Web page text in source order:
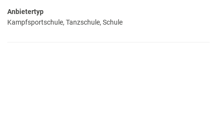
Anbietertyp
Kampfsportschule, Tanzschule, Schule